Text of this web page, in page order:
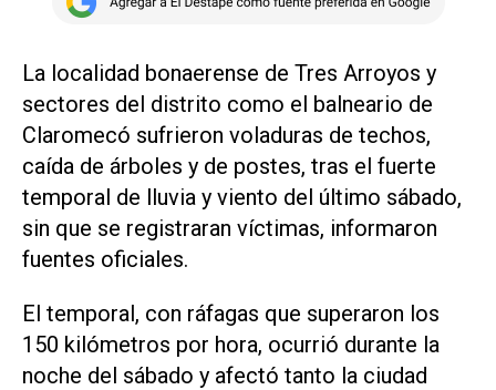
La localidad bonaerense de Tres Arroyos y
sectores del distrito como el balneario de
Claromecó sufrieron voladuras de techos,
caída de árboles y de postes, tras el fuerte
temporal de lluvia y viento del último sábado,
sin que se registraran víctimas, informaron
fuentes oficiales.
El temporal, con ráfagas que superaron los
150 kilómetros por hora, ocurrió durante la
noche del sábado y afectó tanto la ciudad